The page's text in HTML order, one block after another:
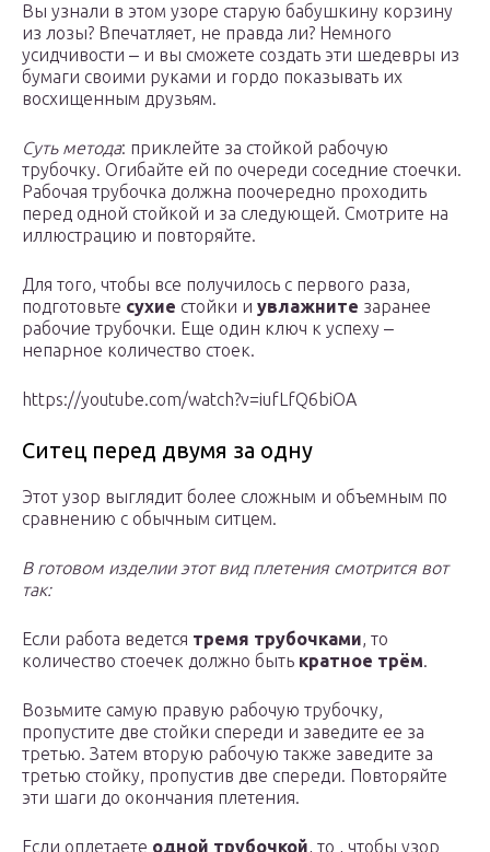
Вы узнали в этом узоре старую бабушкину корзину
из лозы? Впечатляет, не правда ли? Немного
усидчивости ‒ и вы сможете создать эти шедевры из
бумаги своими руками и гордо показывать их
восхищенным друзьям.
Суть метода: приклейте за стойкой рабочую
трубочку. Огибайте ей по очереди соседние стоечки.
Рабочая трубочка должна поочередно проходить
перед одной стойкой и за следующей. Смотрите на
иллюстрацию и повторяйте.
Для того, чтобы все получилось с первого раза,
подготовьте сухие стойки и увлажните заранее
рабочие трубочки. Еще один ключ к успеху ‒
непарное количество стоек.
https://youtube.com/watch?v=iufLfQ6biOA
Ситец перед двумя за одну
Этот узор выглядит более сложным и объемным по
сравнению с обычным ситцем.
В готовом изделии этот вид плетения смотрится вот
так:
Если работа ведется тремя трубочками, то
количество стоечек должно быть кратное трём.
Возьмите самую правую рабочую трубочку,
пропустите две стойки спереди и заведите ее за
третью. Затем вторую рабочую также заведите за
третью стойку, пропустив две спереди. Повторяйте
эти шаги до окончания плетения.
Если оплетаете одной трубочкой, то , чтобы узор